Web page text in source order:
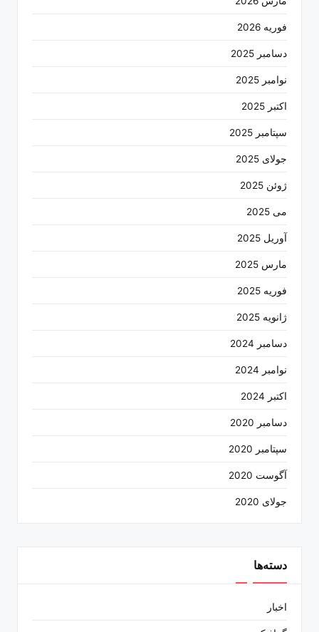
فوریه 2026
دسامبر 2025
نوامبر 2025
اکتبر 2025
سپتامبر 2025
جولای 2025
ژوئن 2025
می 2025
آوریل 2025
مارس 2025
فوریه 2025
ژانویه 2025
دسامبر 2024
نوامبر 2024
اکتبر 2024
دسامبر 2020
سپتامبر 2020
آگوست 2020
جولای 2020
دسته‌ها
اخبار